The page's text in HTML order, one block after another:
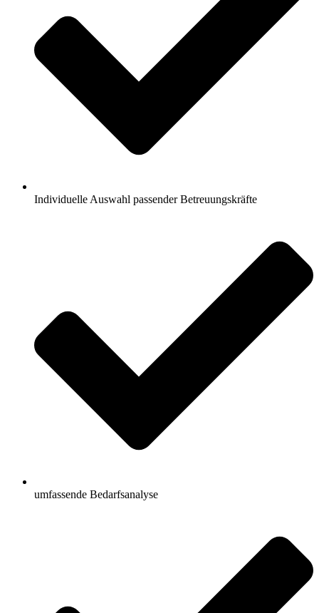
Individuelle Auswahl passender Betreuungskräfte
umfassende Bedarfsanalyse